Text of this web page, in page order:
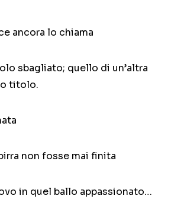
ancora lo chiama
sbagliato; quello di un’altra
titolo.
non fosse mai finita
in quel ballo appassionato…